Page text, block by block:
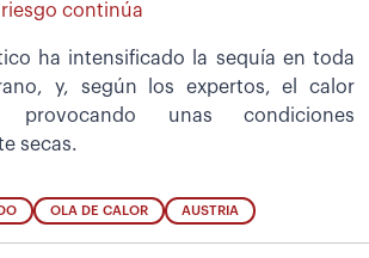
continúa
ha intensificado la sequía en toda
y, según los expertos, el calor
provocando unas condiciones
secas.
OLA DE CALOR AUSTRIA